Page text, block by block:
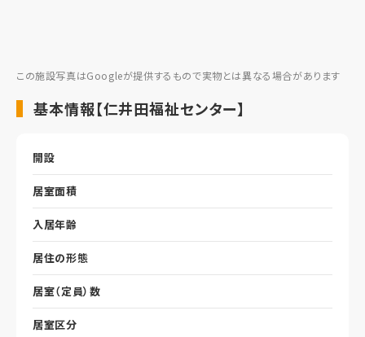
この施設写真はGoogleが提供するもので実物とは異なる場合があります
基本情報【仁井田福祉センター】
開設
居室面積
入居年齢
居住の形態
居室（定員）数
居室区分